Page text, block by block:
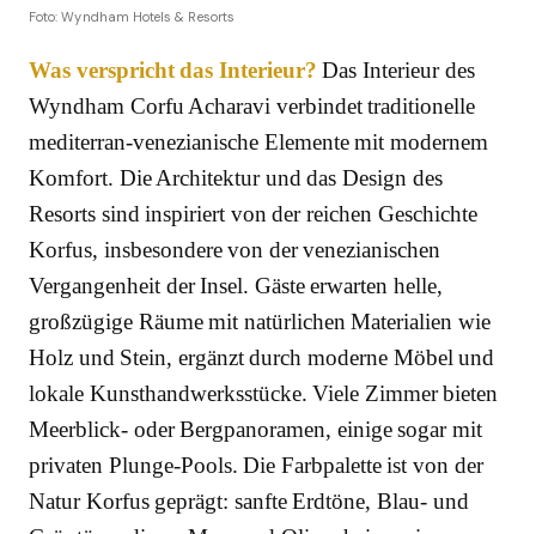
Foto: Wyndham Hotels & Resorts
Was verspricht das Interieur? Das Interieur des
Wyndham Corfu Acharavi verbindet traditionelle
mediterran-venezianische Elemente mit modernem
Komfort. Die Architektur und das Design des
Resorts sind inspiriert von der reichen Geschichte
Korfus, insbesondere von der venezianischen
Vergangenheit der Insel. Gäste erwarten helle,
großzügige Räume mit natürlichen Materialien wie
Holz und Stein, ergänzt durch moderne Möbel und
lokale Kunsthandwerksstücke. Viele Zimmer bieten
Meerblick- oder Bergpanoramen, einige sogar mit
privaten Plunge-Pools. Die Farbpalette ist von der
Natur Korfus geprägt: sanfte Erdtöne, Blau- und